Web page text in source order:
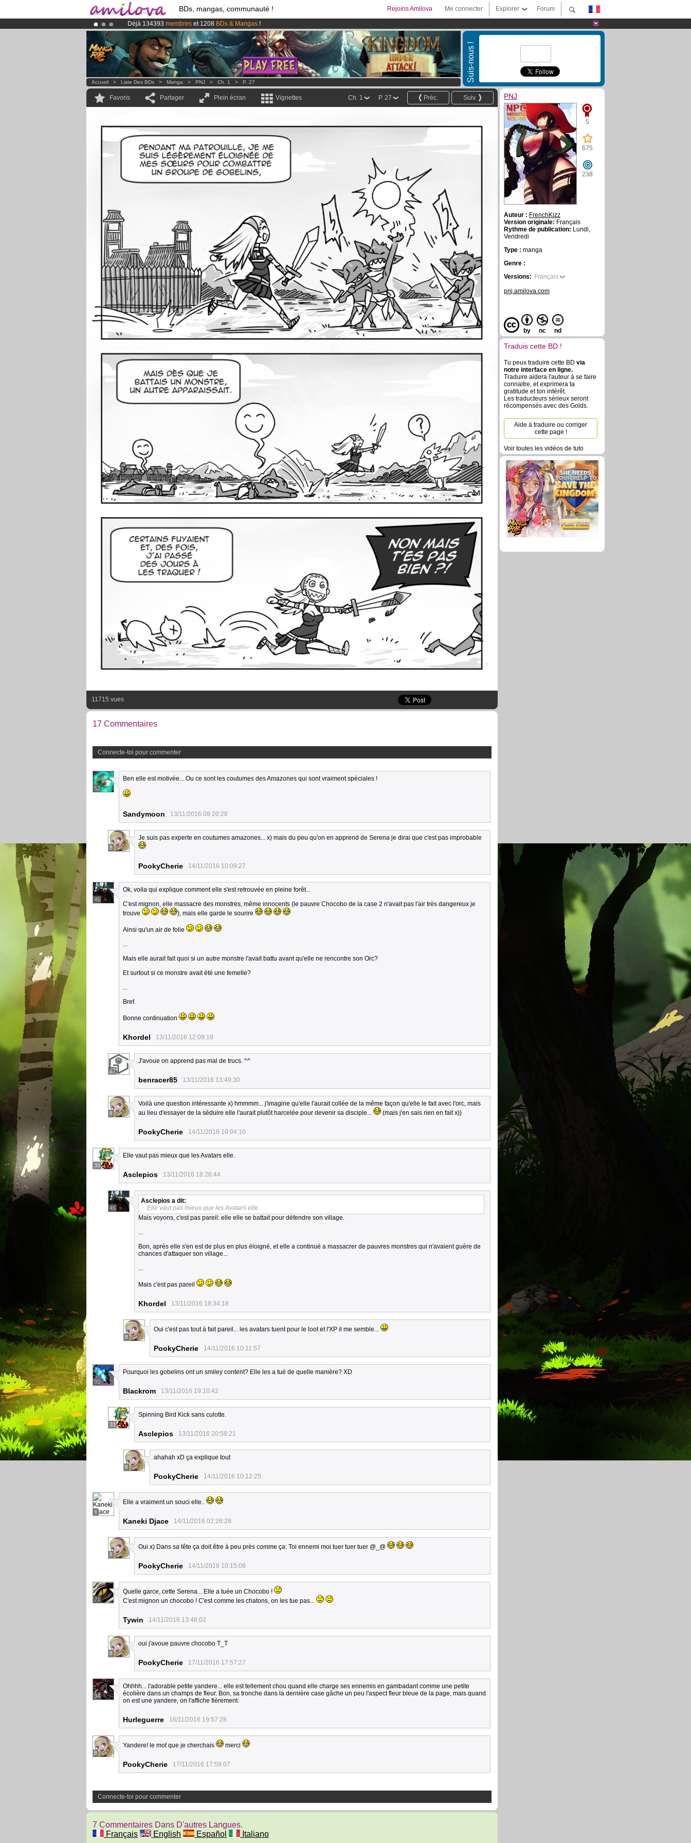
BDs, mangas, communauté ! Forum
Explorer
Me connecter
Rejoins Amilova
Déjà 134393 membres et 1208 BDs & Mangas !
LeKickstarter Amilova est désormais lancé!.
Abonnement premium: à partir de
3.95 eurospar mois !Clique ici pour t'abonner
Suis-nous !
Accueil > Liste Des BDs > Manga > PNJ > Ch. 1 > P. 27
Favoris Partager Plein écran Vignettes Suiv.
Préc.
P. 27
Ch. 1
11715 vues
17 Commentaires
Connecte-toi pour commenter
52
Ben elle est motivée... Ou ce sont les coutumes des Amazones qui sont vraiment spéciales !
Sandymoon 13/11/2016 09:20:28
8
Je suis pas experte en coutumes amazones... x) mais du peu qu'on en apprend de Serena je dirai que c'est pas improbable
PookyCherie 14/11/2016 10:09:27
45
Ok, voila qui explique comment elle s'est retrouvée en pleine forêt...
C'est mignon, elle massacre des monstres, même innocents (le pauvre Chocobo de la case 2 n'avait pas l'air très dangereux je
trouve
), mais elle garde le sourire
Ainsi qu'un air de folie
...
Mais elle aurait fait quoi si un autre monstre l'avait battu avant qu'elle ne rencontre son Orc?
Et surtout si ce monstre avait été une femelle?
...
Bref.
Bonne continuation
Khordel 13/11/2016 12:09:18
27
J'avoue on apprend pas mal de trucs. ^^
benracer85 13/11/2016 13:49:30
8
Voilà une question intéressante x) hmmmm... j'imagine qu'elle l'aurait collée de la même façon qu'elle le fait avec l'orc, mais
au lieu d'essayer de la séduire elle l'aurait plutôt harcelée pour devenir sa disciple...
(mais j'en sais rien en fait x))
PookyCherie 14/11/2016 10:04:10
33
Elle vaut pas mieux que les Avatars elle.
Asclepios 13/11/2016 18:26:44
45
Asclepios a dit:
Elle vaut pas mieux que les Avatars elle.
Mais voyons, c'est pas pareil: elle elle se battait pour défendre son village.
...
Bon, après elle s'en est de plus en plus éloigné, et elle a continué a massacrer de pauvres monstres qui n'avaient guère de
chances d'attaquer son village...
...
Mais c'est pas pareil
Khordel 13/11/2016 18:34:18
8
Oui c'est pas tout à fait pareil... les avatars tuent pour le loot et l'XP il me semble...
PookyCherie 14/11/2016 10:11:57
30
Pourquoi les gobelins ont un smiley content? Elle les a tué de quelle manière? XD
Blackrom 13/11/2016 19:10:42
33
Spinning Bird Kick sans culotte.
Asclepios 13/11/2016 20:58:21
8
ahahah xD ça explique tout
PookyCherie 14/11/2016 10:12:25
9
Elle a vraiment un souci elle..
Kaneki Djace 14/11/2016 02:26:28
8
Oui x) Dans sa tête ça doit être à peu près comme ça: Toi ennemi moi tuer tuer tuer @_@
PookyCherie 14/11/2016 10:15:08
21
Quelle garce, cette Serena... Elle a tuée un Chocobo !
C'est mignon un chocobo ! C'est comme les chatons, on les tue pas...
Tywin 14/11/2016 13:46:02
8
oui j'avoue pauvre chocobo T_T
PookyCherie 17/11/2016 17:57:27
34
Ohhhh... l'adorable petite yandere... elle est tellement chou quand elle charge ses ennemis en gambadant comme une petite
écolière dans un champs de fleur. Bon, sa tronche dans la dernière case gâche un peu l'aspect fleur bleue de la page, mais quand
on est une yandere, on l'affiche fièrement.
Hurleguerre 16/11/2016 19:57:28
8
Yandere! le mot que je cherchais merci
PookyCherie 17/11/2016 17:59:07
Connecte-toi pour commenter
7 Commentaires Dans D'autres Langues.
Français
English Español Italiano
PNJ
5
675
238
Auteur : FrenchKizz
Version originale: Français
Rythme de publication: Lundi,
Vendredi
Type : manga
Genre :
Versions: Français
pnj.amilova.com
by nc nd
Traduis cette BD !
Tu peux traduire cette BD via
notre interface en ligne.
Traduire aidera l'auteur à se faire
connaitre, et exprimera ta
gratitude et ton intérêt.
Les traducteurs sérieux seront
récompensés avec des Golds.
Aide à traduire ou corriger
cette page !
Voir toutes les vidéos de tuto